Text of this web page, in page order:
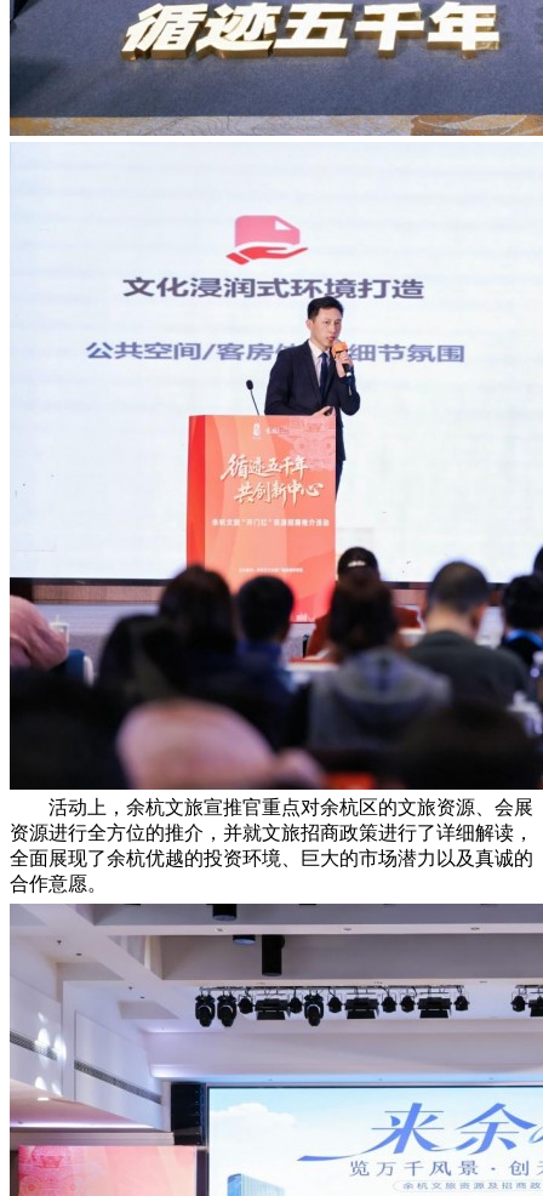
活动上，余杭文旅宣推官重点对余杭区的文旅资源、会展
资源进行全方位的推介，并就文旅招商政策进行了详细解读，
全面展现了余杭优越的投资环境、巨大的市场潜力以及真诚的
合作意愿。